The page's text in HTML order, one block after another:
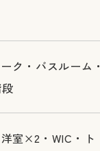
ク・バスルーム・
室×2・WIC・ト